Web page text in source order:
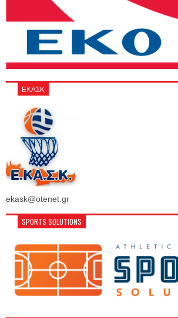
ΕΚΑΣΚ
ekask@otenet.gr
SPORTS SOLUTIONS